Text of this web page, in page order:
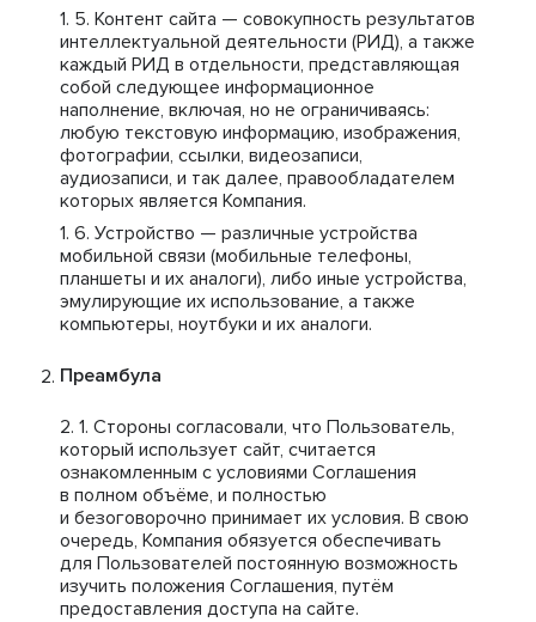
Контент сайта — совокупность результатов
интеллектуальной деятельности (РИД), а также
каждый РИД в отдельности, представляющая
собой следующее информационное
наполнение, включая, но не ограничиваясь:
любую текстовую информацию, изображения,
фотографии, ссылки, видеозаписи,
аудиозаписи, и так далее, правообладателем
которых является Компания.
Устройство — различные устройства
мобильной связи (мобильные телефоны,
планшеты и их аналоги), либо иные устройства,
эмулирующие их использование, а также
компьютеры, ноутбуки и их аналоги.
Преамбула
Стороны согласовали, что Пользователь,
который использует сайт, считается
ознакомленным с условиями Соглашения
в полном объёме, и полностью
и безоговорочно принимает их условия. В свою
очередь, Компания обязуется обеспечивать
для Пользователей постоянную возможность
изучить положения Соглашения, путём
предоставления доступа на сайте.